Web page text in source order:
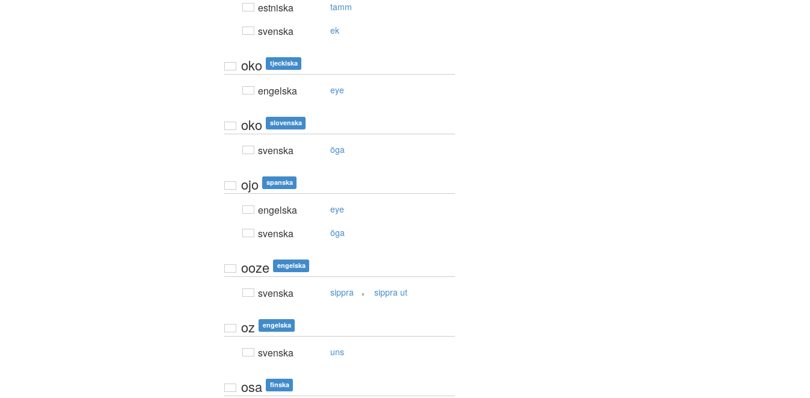
estniska tamm
svenska ek
oko tjeckiska
engelska eye
oko slovenska
svenska öga
ojo spanska
engelska eye
svenska öga
ooze engelska
svenska sippra , sippra ut
oz engelska
svenska uns
osa finska